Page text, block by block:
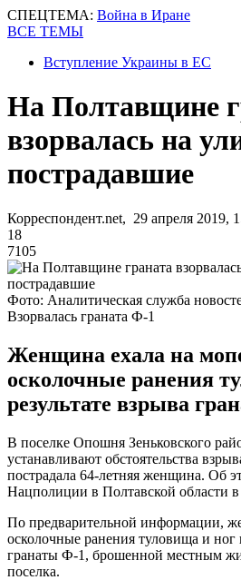
СПЕЦТЕМА: Война в Иране
ВСЕ ТЕМЫ
Вступление Украины в ЕС
На Полтавщине
взорвалась на
пострадавшие
Корреспондент.net, 29 апреля 2019,
18
7105
Фото: Аналитическая служба
Взорвалась граната Ф-1
Женщина ехала на
осколочные ранения
результате взрыва
В поселке Опошня Зеньковского
устанавливают обстоятельства
пострадала 64-летняя женщина. Об
Нацполиции в Полтавской области
По предварительной информации,
осколочные ранения туловища и ног
гранаты Ф-1, брошенной местным
поселка.